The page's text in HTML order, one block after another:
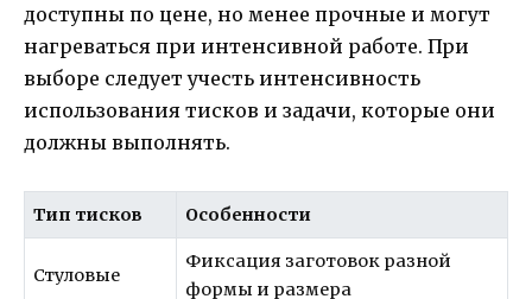
доступны по цене, но менее прочные и могут
нагреваться при интенсивной работе. При
выборе следует учесть интенсивность
использования тисков и задачи, которые они
должны выполнять.
Тип тисков Особенности
Стуловые
Фиксация заготовок разной
формы и размера